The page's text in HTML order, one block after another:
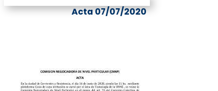
Acta 07/07/2020